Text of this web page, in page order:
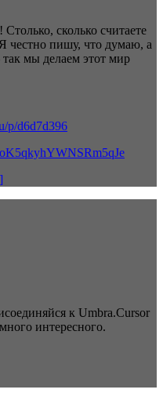
сколько считаете
честно пишу, что думаю, а
мы делаем этот мир
p/d6d7d396
]
к Umbra.Cursor
интересного.